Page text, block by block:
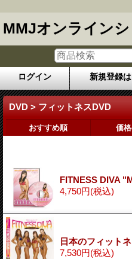
MMJオンライン
ログイン 新規登録
DVD > フィットネスDVD
おすすめ順 価
FITNESS DIVA
4,750円(税込)
日本のフィット
7,530円(税込)